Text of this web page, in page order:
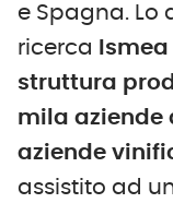
e Spagna. Lo
ricerca
Ismea
struttura
mila aziende
aziende
assistito ad